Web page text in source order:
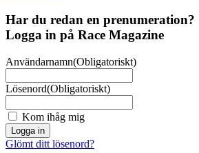
Har du redan en prenumeration?
Logga in på Race Magazine
Användarnamn(Obligatoriskt)
Lösenord(Obligatoriskt)
Kom ihåg mig
Logga in
Glömt ditt lösenord?